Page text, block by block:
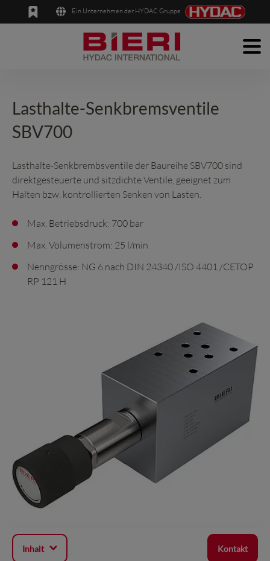
Deutsch
Ein Unternehmen der HYDAC Gruppe
Anwendungen
Unternehmen
Kontakt
Lasthalte-Senkbremsventile
SBV700
Lasthalte-Senkbrembsventile der Baureihe SBV700 sind
direktgesteuerte und sitzdichte Ventile, geeignet zum
Halten bzw. kontrollierten Senken von Lasten.
Max. Betriebsdruck: 700 bar
Max. Volumenstrom: 25 l/min
Nenngrösse: NG 6 nach DIN 24340 /ISO 4401 /CETOP
RP 121 H
Inhalt Kontakt